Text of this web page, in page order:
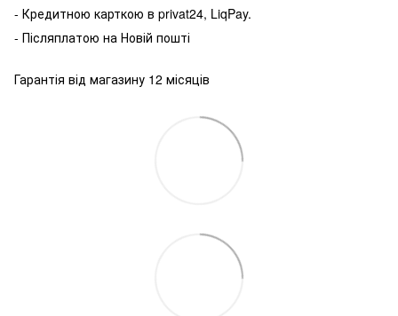
- Кредитною карткою в privat24, LiqPay.
- Післяплатою на Новій пошті
Гарантія від магазину 12 місяців